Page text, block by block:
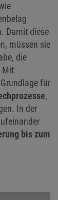
Damit diese
müssen sie
die
Mit
für
,
In der
bis zum